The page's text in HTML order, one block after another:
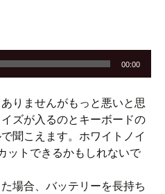
00:00
りませんがもっと悪いと思
ズが入るのとキーボードの
聞こえます。ホワイトノイ
ットできるかもしれないで
場合、バッテリーを長持ち